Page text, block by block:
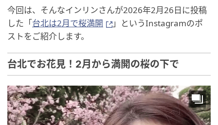
今回は、そんなインリンさんが2026年2月26日に投稿
した「台北は2月で桜満開
」というInstagramのポ
ストをご紹介します。
台北でお花見！2月から満開の桜の下で